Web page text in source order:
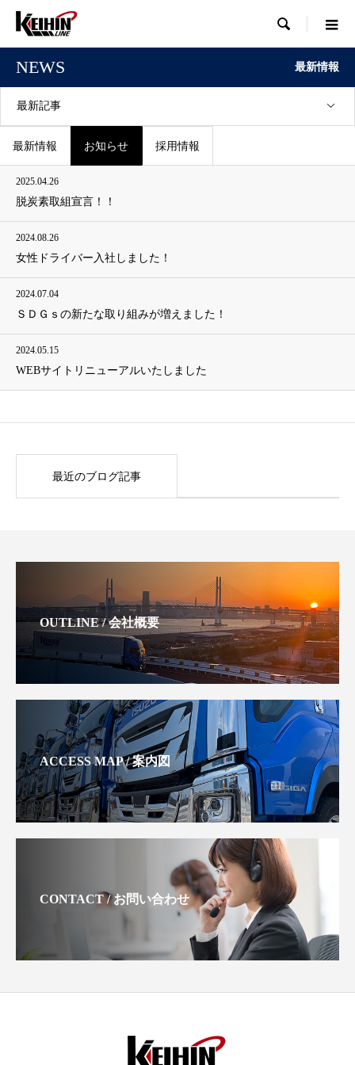

NEWS 最新情報
最新記事
最新情報 お知らせ 採用情報
2025.04.26
脱炭素取組宣言！！
2024.08.26
女性ドライバー入社しました！
2024.07.04
ＳＤＧｓの新たな取り組みが増えました！
2024.05.15
WEBサイトリニューアルいたしました
最近のブログ記事
OUTLINE / 会社概要
ACCESS MAP / 案内図
CONTACT / お問い合わせ